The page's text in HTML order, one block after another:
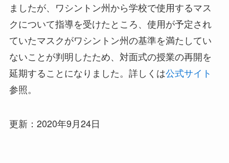
ましたが、ワシントン州から学校で使用するマス
クについて指導を受けたところ、使用が予定され
ていたマスクがワシントン州の基準を満たしてい
ないことが判明したため、対面式の授業の再開を
延期することになりました。詳しくは公式サイト
参照。
更新：2020年9月24日